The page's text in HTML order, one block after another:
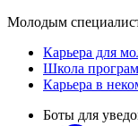
Молодым
Карьера для
Школа
Карьера в
Боты для